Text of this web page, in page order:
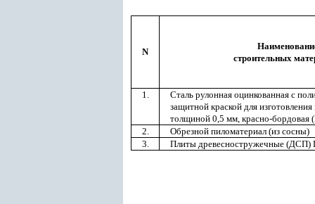
N
строительных
1.
Сталь рулонная оцинкованная с
защитной краской для
толщиной 0,5 мм, красно-бордовая
2.
Обрезной пиломатериал (из сосны)
3.
Плиты древесностружечные